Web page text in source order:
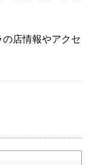
店情報やアクセ